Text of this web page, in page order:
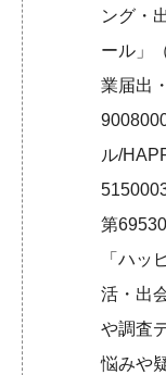
ング・
ール」
業届出
ル/
第
「ハッ
活・出
や調査
悩みや